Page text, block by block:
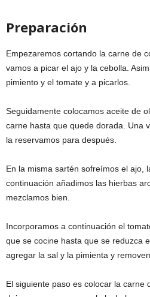
Preparación
Empezaremos cortando la carne de
vamos a picar el ajo y la cebolla.
pimiento y el tomate y a picarlos.
Seguidamente colocamos aceite de
carne hasta que quede dorada. Una
la reservamos para después.
En la misma sartén sofreímos el ajo,
continuación añadimos las hierbas
mezclamos bien.
Incorporamos a continuación el
que se cocine hasta que se reduzca
agregar la sal y la pimienta y
El siguiente paso es colocar la carne